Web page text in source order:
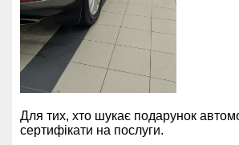
Для тих, хто шукає подарунок
сертифікати на послуги.